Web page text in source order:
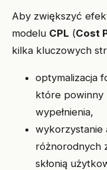
Aby zwiększyć
modelu CPL (Cost
kilka kluczowych
optymalizacja
które powinny
wypełnienia,
wykorzystanie
różnorodnych
skłonią